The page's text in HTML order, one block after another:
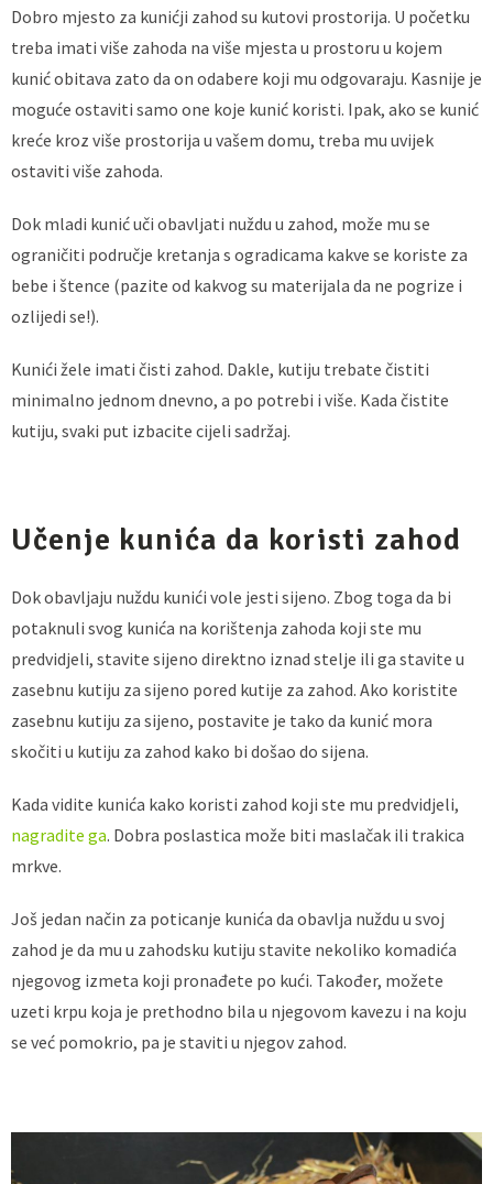
Dobro mjesto za kunićji zahod su kutovi prostorija. U početku
treba imati više zahoda na više mjesta u prostoru u kojem
kunić obitava zato da on odabere koji mu odgovaraju. Kasnije je
moguće ostaviti samo one koje kunić koristi. Ipak, ako se kunić
kreće kroz više prostorija u vašem domu, treba mu uvijek
ostaviti više zahoda.
Dok mladi kunić uči obavljati nuždu u zahod, može mu se
ograničiti područje kretanja s ogradicama kakve se koriste za
bebe i štence (pazite od kakvog su materijala da ne pogrize i
ozlijedi se!).
Kunići žele imati čisti zahod. Dakle, kutiju trebate čistiti
minimalno jednom dnevno, a po potrebi i više. Kada čistite
kutiju, svaki put izbacite cijeli sadržaj.
Učenje kunića da koristi zahod
Dok obavljaju nuždu kunići vole jesti sijeno. Zbog toga da bi
potaknuli svog kunića na korištenja zahoda koji ste mu
predvidjeli, stavite sijeno direktno iznad stelje ili ga stavite u
zasebnu kutiju za sijeno pored kutije za zahod. Ako koristite
zasebnu kutiju za sijeno, postavite je tako da kunić mora
skočiti u kutiju za zahod kako bi došao do sijena.
Kada vidite kunića kako koristi zahod koji ste mu predvidjeli,
nagradite ga. Dobra poslastica može biti maslačak ili trakica
mrkve.
Još jedan način za poticanje kunića da obavlja nuždu u svoj
zahod je da mu u zahodsku kutiju stavite nekoliko komadića
njegovog izmeta koji pronađete po kući. Također, možete
uzeti krpu koja je prethodno bila u njegovom kavezu i na koju
se već pomokrio, pa je staviti u njegov zahod.